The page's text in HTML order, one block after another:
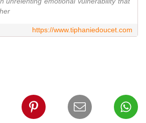
https://www.tiphaniedoucet.com